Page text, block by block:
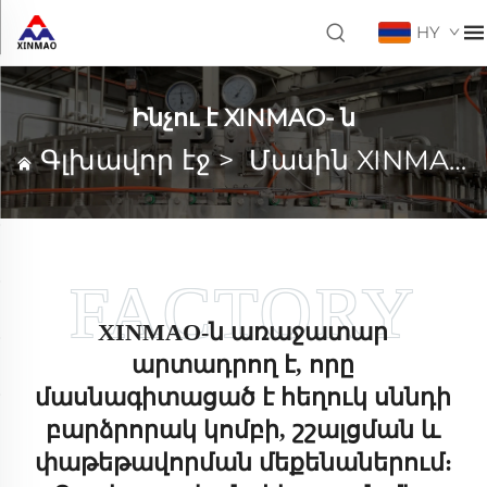
HY
Ինչու է XINMAO- ն
Գլխավոր էջ>Մասին XINMAO
XINMAO-ն առաջատար
արտադրող է, որը
մասնագիտացած է հեղուկ սննդի
բարձրորակ կոմբի, շշալցման և
փաթեթավորման մեքենաներում: